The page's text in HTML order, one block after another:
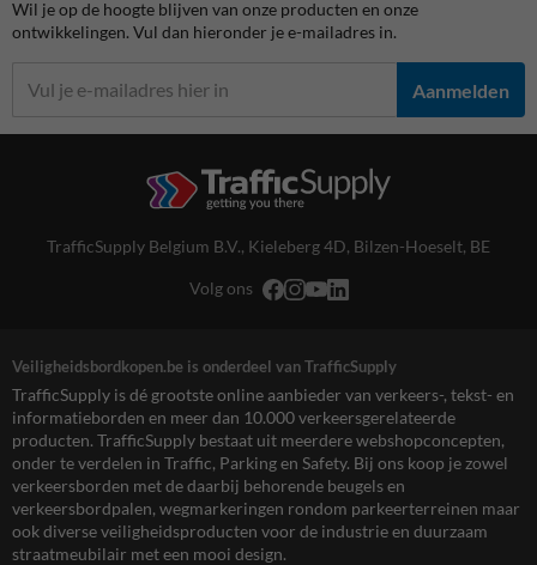
Wil je op de hoogte blijven van onze producten en onze
ontwikkelingen. Vul dan hieronder je e-mailadres in.
Aanmelden
TrafficSupply Belgium B.V., Kieleberg 4D, Bilzen-Hoeselt, BE
Volg ons
Veiligheidsbordkopen.be is onderdeel van TrafficSupply
TrafficSupply is dé grootste online aanbieder van verkeers-, tekst- en
informatieborden en meer dan 10.000 verkeersgerelateerde
producten. TrafficSupply bestaat uit meerdere webshopconcepten,
onder te verdelen in Traffic, Parking en Safety. Bij ons koop je zowel
verkeersborden met de daarbij behorende beugels en
verkeersbordpalen, wegmarkeringen rondom parkeerterreinen maar
ook diverse veiligheidsproducten voor de industrie en duurzaam
straatmeubilair met een mooi design.